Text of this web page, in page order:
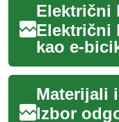
Električni
kao e-
...
Izbor